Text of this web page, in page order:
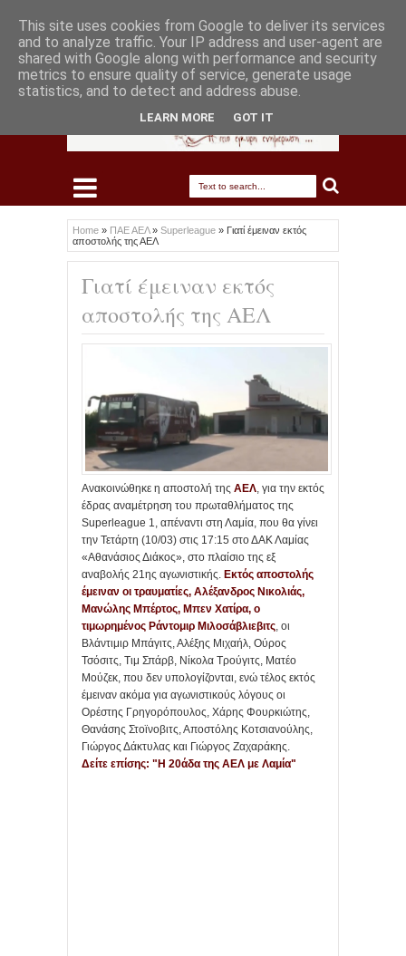
Home » ΠΑΕ ΑΕΛ» Superleague » Γιατί έμειναν εκτός
αποστολής της ΑΕΛ
Γιατί έμειναν εκτός
αποστολής της ΑΕΛ
Ανακοινώθηκε η αποστολή της ΑΕΛ, για την εκτός
έδρας αναμέτρηση του πρωταθλήματος της
Superleague 1, απέναντι στη Λαμία, που θα γίνει
την Τετάρτη (10/03) στις 17:15 στο ΔΑΚ Λαμίας
«Αθανάσιος Διάκος», στο πλαίσιο της εξ
αναβολής 21ης αγωνιστικής. Εκτός αποστολής
έμειναν οι τραυματίες, Αλέξανδρος Νικολιάς,
Μανώλης Μπέρτος, Μπεν Χατίρα, ο
τιμωρημένος Ράντομιρ Μιλοσάβλιεβιτς, οι
Βλάντιμιρ Μπάγιτς, Αλέξης Μιχαήλ, Ούρος
Τσόσιτς, Τιμ Σπάρβ, Νίκολα Τρούγιτς, Ματέο
Μούζεκ, που δεν υπολογίζονται, ενώ τέλος εκτός
έμειναν ακόμα για αγωνιστικούς λόγους οι
Ορέστης Γρηγορόπουλος, Χάρης Φουρκιώτης,
Θανάσης Στοϊνοβιτς, Αποστόλης Κοτσιανούλης,
Γιώργος Δάκτυλας και Γιώργος Ζαχαράκης.
Δείτε επίσης: "Η 20άδα της ΑΕΛ με Λαμία"
This site uses cookies from Google to deliver its services
and to analyze traffic. Your IP address and user-agent are
shared with Google along with performance and security
metrics to ensure quality of service, generate usage
statistics, and to detect and address abuse.
LEARN MORE GOT IT